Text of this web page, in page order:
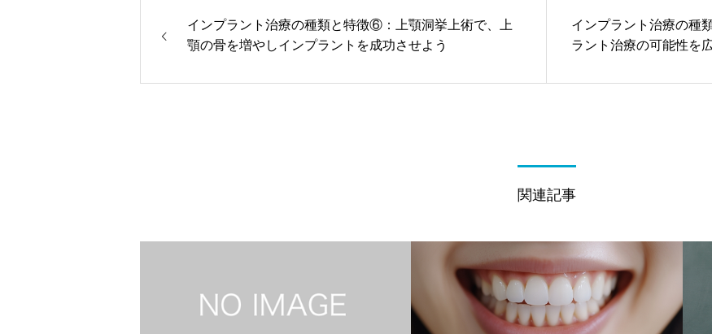
インプラント治療の種類と特徴⑥：上顎洞挙上術で、上
顎の骨を増やしインプラントを成功させよう
インプラント治療の種
ラント治療の可能性を
関連記事